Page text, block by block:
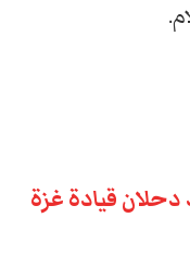
دحلان قيادة غزة